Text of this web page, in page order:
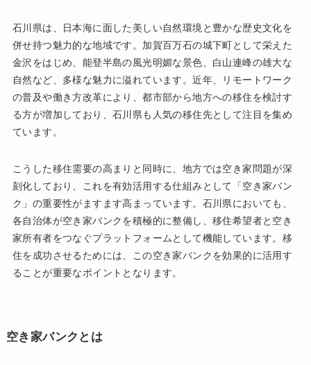
石川県は、日本海に面した美しい自然環境と豊かな歴史文化を
併せ持つ魅力的な地域です。加賀百万石の城下町として栄えた
金沢をはじめ、能登半島の風光明媚な景色、白山連峰の雄大な
自然など、多様な魅力に溢れています。近年、リモートワーク
の普及や働き方改革により、都市部から地方への移住を検討す
る方が増加しており、石川県も人気の移住先として注目を集め
ています。
こうした移住需要の高まりと同時に、地方では空き家問題が深
刻化しており、これを有効活用する仕組みとして「空き家バン
ク」の重要性がますます高まっています。石川県においても、
各自治体が空き家バンクを積極的に整備し、移住希望者と空き
家所有者をつなぐプラットフォームとして機能しています。移
住を成功させるためには、この空き家バンクを効果的に活用す
ることが重要なポイントとなります。
空き家バンクとは